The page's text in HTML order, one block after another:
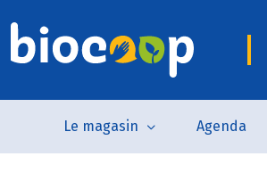
Le magasin Agenda